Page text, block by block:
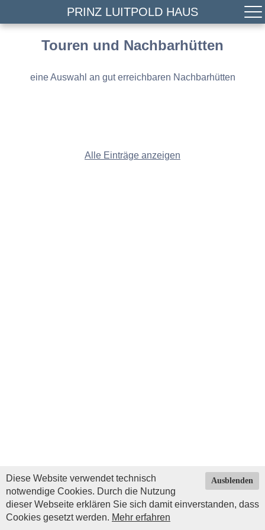
PRINZ LUITPOLD HAUS
Touren und Nachbarhütten
eine Auswahl an gut erreichbaren Nachbarhütten
Alle Einträge anzeigen
Ausblenden
Diese Website verwendet technisch
notwendige Cookies. Durch die Nutzung
dieser Webseite erklären Sie sich damit einverstanden, dass
Cookies gesetzt werden. Mehr erfahren